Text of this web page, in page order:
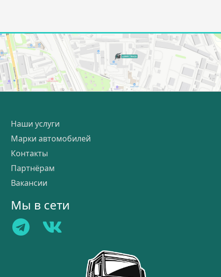
Наши услуги
Марки автомобилей
Контакты
Партнёрам
Вакансии
Мы в сети